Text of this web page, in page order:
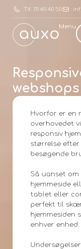
Tlf. 70 40 40 50
Menu
webshops
Hvorfor er en
overhovedet
responsiv
størrelse
besøgende
Så uanset
hjemmeside
tablet eller
perfekt til
hjemmesiden
enhver enhed.